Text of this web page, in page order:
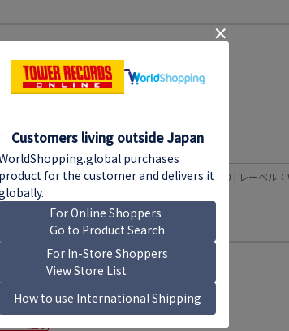
ード
＜初回生産限定盤＞
Davis
20%還元
格 ¥4,950 pt数 ：45pt（今なら900pt）
在オンラインショップ取扱なし
発売日：2018年09月26日 | 規格品番： WPJR-10030 | レーベル：
＜完全限定盤＞
Davis
20%還元